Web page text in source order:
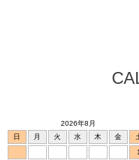
2026年8月
日
月 火 水 木 金
1